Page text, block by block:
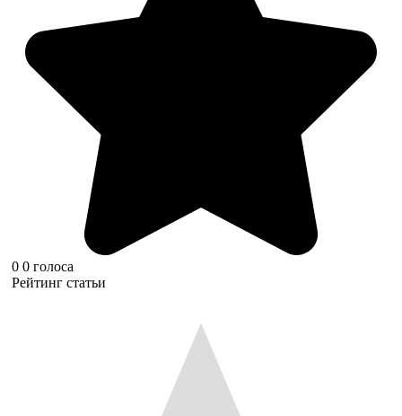
0 0 голоса
Рейтинг статьи